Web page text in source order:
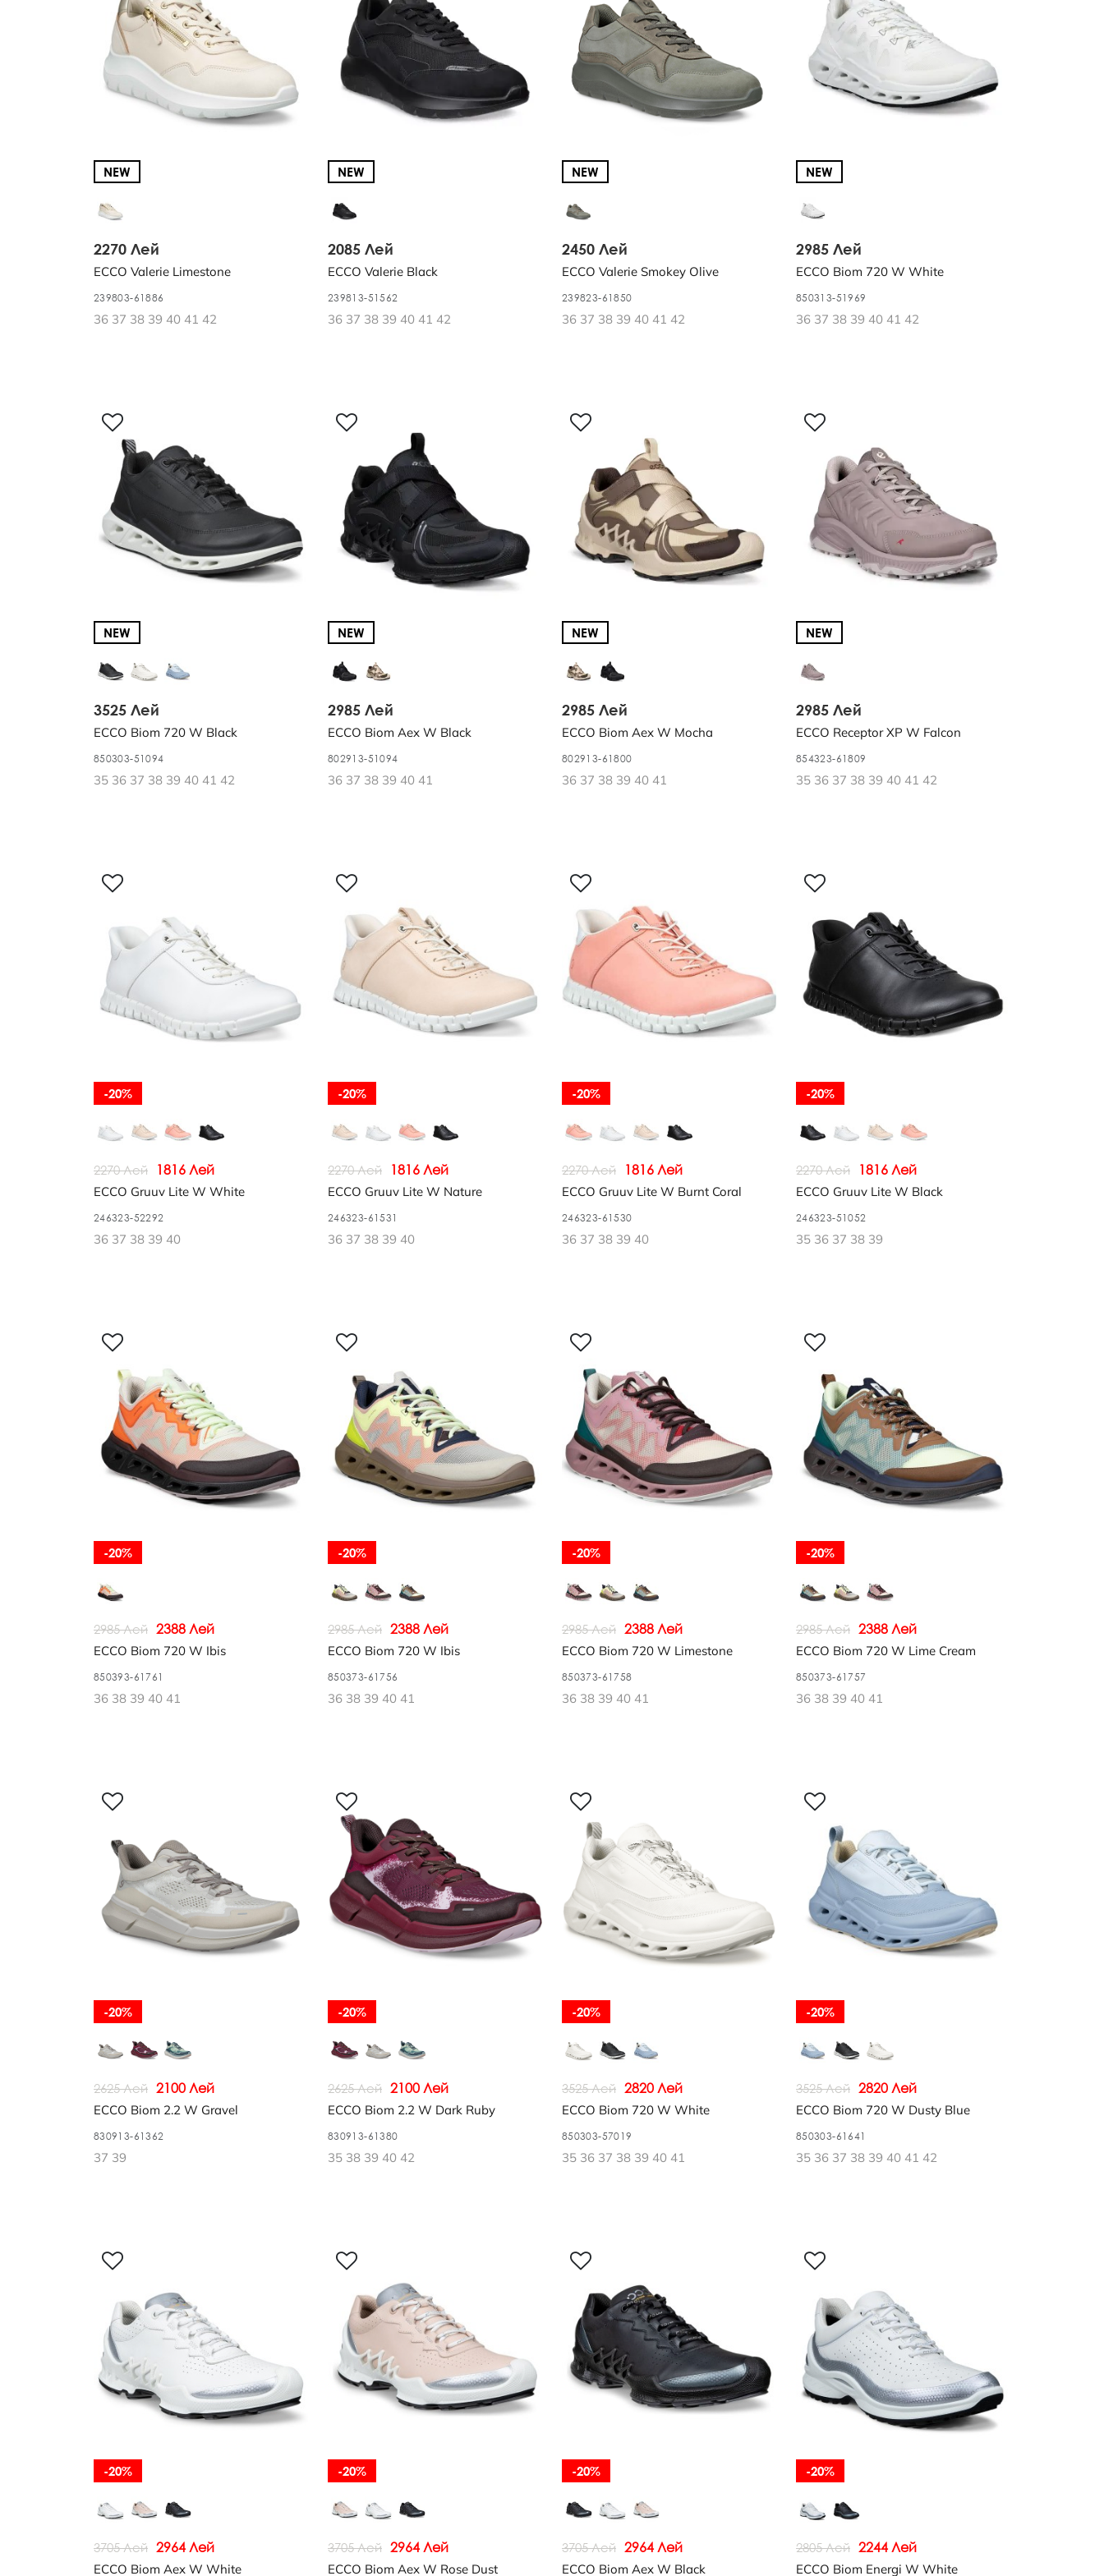
Обмен и возврат
О КОМПАНИИ
Условия и положения
NEW
2270 Лей
ECCO Valerie Limestone
239803-61886
36 37 38 39 40 41 42
NEW
2085 Лей
ECCO Valerie Black
239813-51562
36 37 38 39 40 41 42
NEW
2450 Лей
ECCO Valerie Smokey Olive
239823-61850
36 37 38 39 40 41 42
NEW
2985 Лей
ECCO Biom 720 W White
850313-51969
36 37 38 39 40 41 42
NEW
3525 Лей
ECCO Biom 720 W Black
850303-51094
35 36 37 38 39 40 41 42
NEW
2985 Лей
ECCO Biom Aex W Black
802913-51094
36 37 38 39 40 41
NEW
2985 Лей
ECCO Biom Aex W Mocha
802913-61800
36 37 38 39 40 41
NEW
2985 Лей
ECCO Receptor XP W Falcon
854323-61809
35 36 37 38 39 40 41 42
-20%
2270 Лей 1816 Лей
ECCO Gruuv Lite W White
246323-52292
36 37 38 39 40
-20%
2270 Лей 1816 Лей
ECCO Gruuv Lite W Nature
246323-61531
36 37 38 39 40
-20%
2270 Лей 1816 Лей
ECCO Gruuv Lite W Burnt Coral
246323-61530
36 37 38 39 40
-20%
2270 Лей 1816 Лей
ECCO Gruuv Lite W Black
246323-51052
35 36 37 38 39
-20%
2985 Лей 2388 Лей
ECCO Biom 720 W Ibis
850393-61761
36 38 39 40 41
-20%
2985 Лей 2388 Лей
ECCO Biom 720 W Ibis
850373-61756
36 38 39 40 41
-20%
2985 Лей 2388 Лей
ECCO Biom 720 W Limestone
850373-61758
36 38 39 40 41
-20%
2985 Лей 2388 Лей
ECCO Biom 720 W Lime Cream
850373-61757
36 38 39 40 41
-20%
2625 Лей 2100 Лей
ECCO Biom 2.2 W Gravel
830913-61362
37 39
-20%
2625 Лей 2100 Лей
ECCO Biom 2.2 W Dark Ruby
830913-61380
35 38 39 40 42
-20%
3525 Лей 2820 Лей
ECCO Biom 720 W White
850303-57019
35 36 37 38 39 40 41
-20%
3525 Лей 2820 Лей
ECCO Biom 720 W Dusty Blue
850303-61641
35 36 37 38 39 40 41 42
-20%
3705 Лей 2964 Лей
ECCO Biom Aex W White
-20%
3705 Лей 2964 Лей
ECCO Biom Aex W Rose Dust
-20%
3705 Лей 2964 Лей
ECCO Biom Aex W Black
-20%
2805 Лей 2244 Лей
ECCO Biom Energi W White